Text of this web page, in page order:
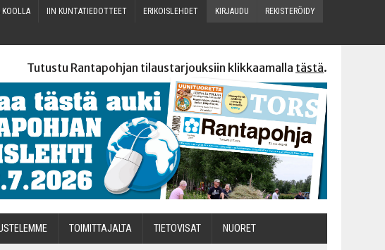
KOOLLA IIN KUN­TA­TIE­DOT­TEET ERI­KOIS­LEH­DET KIR­JAU­DU REKIS­TE­RÖI­DY
Tutustu Rantapohjan tilaustarjouksiin klikkaamalla tästä.
TOI­MIT­TA­JAL­TA TIETOVISAT NUO­RET